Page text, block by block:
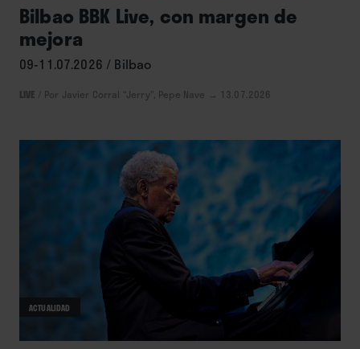
Bilbao BBK Live, con margen de
mejora
09-11.07.2026 / Bilbao
LIVE Por Javier Corral “Jerry”, Pepe Nave → 13.07.2026
ACTUALIDAD